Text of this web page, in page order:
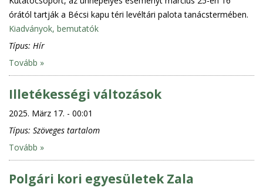
órától tartják a Bécsi kapu téri levéltári palota tanácstermében.
Kiadványok, bemutatók
Típus: Hír
Tovább »
Illetékességi változások
2025. März 17. - 00:01
Típus: Szöveges tartalom
Tovább »
Polgári kori egyesületek Zala